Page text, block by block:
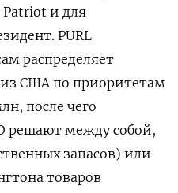
Patriot и для
PURL
распределяет
США по приоритетам
после чего
решают между собой,
запасов) или
товаров